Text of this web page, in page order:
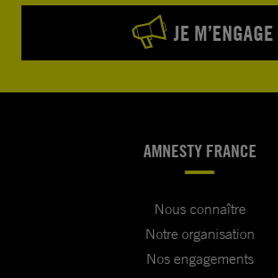
JE M’ENGAGE
AMNESTY FRANCE
Nous connaître
Notre organisation
Nos engagements